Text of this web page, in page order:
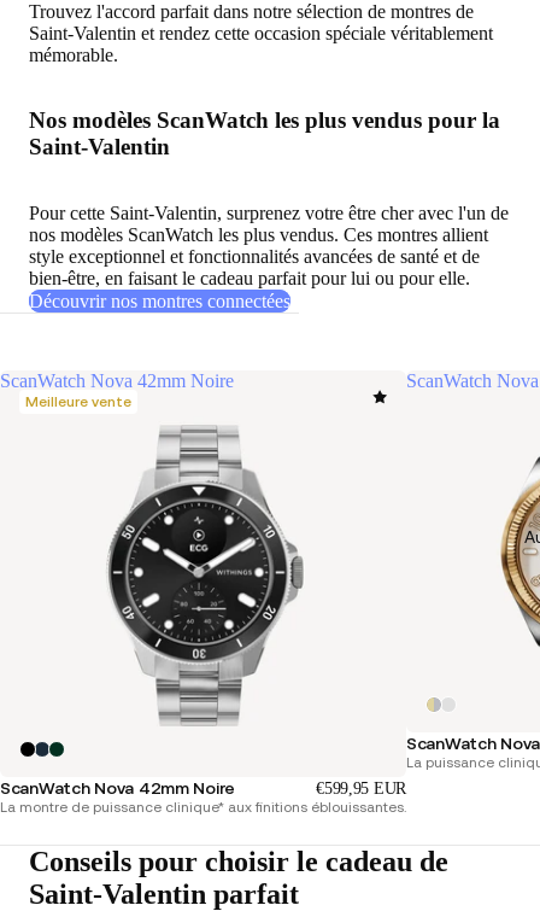
Trouvez l'accord parfait dans notre sélection de montres de
Saint-Valentin et rendez cette occasion spéciale véritablement
mémorable.
Nos modèles ScanWatch les plus vendus pour la
Saint-Valentin
Pour cette Saint-Valentin, surprenez votre être cher avec l'un de
nos modèles ScanWatch les plus vendus. Ces montres allient
style exceptionnel et fonctionnalités avancées de santé et de
bien-être, en faisant le cadeau parfait pour lui ou pour elle.
Découvrir nos montres connectées
ScanWatch Nova 42mm Noire
Meilleure vente
ScanWatch Nova 42mm Noire €599,95 EUR
La montre de puissance clinique* aux finitions éblouissantes.
ScanWatch
ScanWatch
La puissance
Conseils pour choisir le cadeau de
Saint-Valentin parfait